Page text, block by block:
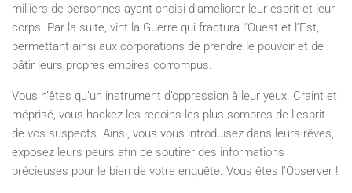
milliers de personnes ayant choisi d’améliorer leur esprit et leur
corps. Par la suite, vint la Guerre qui fractura l’Ouest et l’Est,
permettant ainsi aux corporations de prendre le pouvoir et de
bâtir leurs propres empires corrompus.
Vous n’êtes qu’un instrument d’oppression à leur yeux. Craint et
méprisé, vous hackez les recoins les plus sombres de l’esprit
de vos suspects. Ainsi, vous vous introduisez dans leurs rêves,
exposez leurs peurs afin de soutirer des informations
précieuses pour le bien de votre enquête. Vous êtes l’Observer !